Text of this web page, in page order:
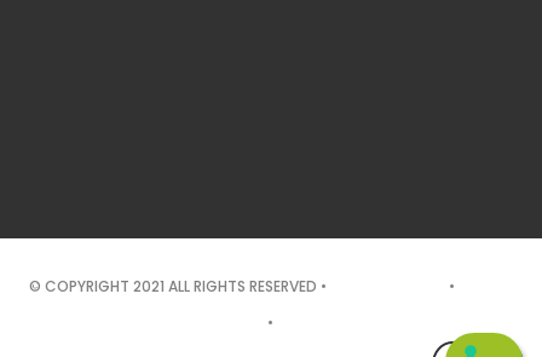
© COPYRIGHT 2021 ALL RIGHTS RESERVED • •
•